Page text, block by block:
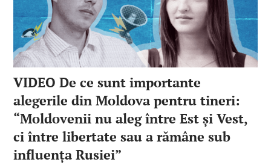
VIDEO De ce sunt importante
alegerile din Moldova pentru tineri:
“Moldovenii nu aleg între Est și Vest,
ci între libertate sau a rămâne sub
influența Rusiei”